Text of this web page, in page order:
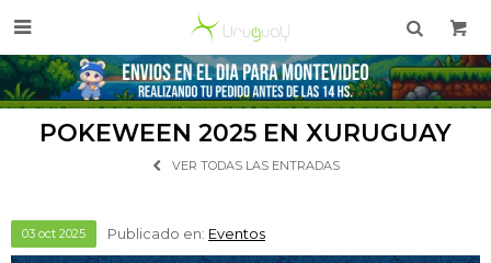

POKEWEEN 2025 EN XURUGUAY
VER TODAS LAS ENTRADAS
03 oct 2025 Publicado en: Eventos